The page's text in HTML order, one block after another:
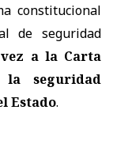
constitucional
de seguridad
a la Carta
la seguridad
Estado.